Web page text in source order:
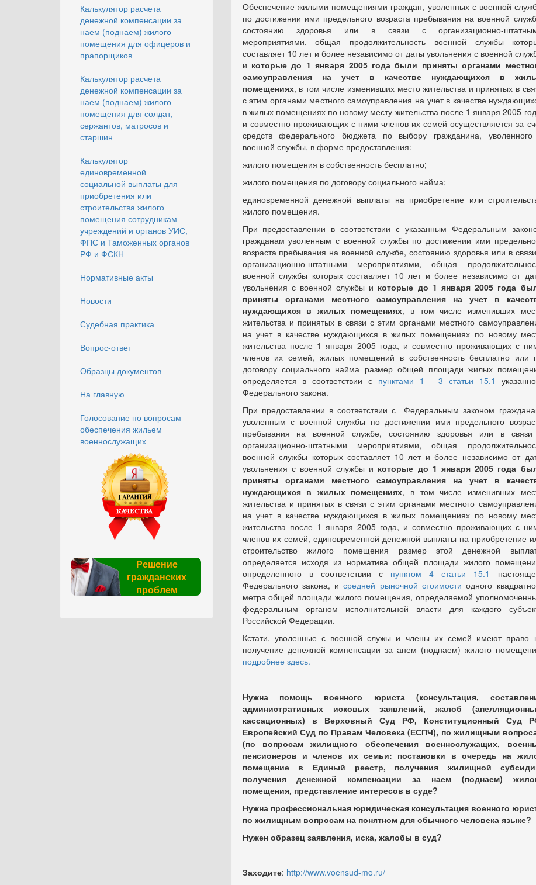
Калькулятор расчета
денежной компенсации за
наем (поднаем) жилого
помещения для офицеров и
прапорщиков
Калькулятор расчета
денежной компенсации за
наем (поднаем) жилого
помещения для солдат,
сержантов, матросов и
старшин
Калькулятор
единовременной
социальной выплаты для
приобретения или
строительства жилого
помещения сотрудникам
учреждений и органов УИС,
ФПС и Таможенных органов
РФ и ФСКН
Нормативные акты
Новости
Судебная практика
Вопрос-ответ
Образцы документов
На главную
Голосование по вопросам
обеспечения жильем
военнослужащих
Решение
гражданских
проблем
Обеспечение жилыми помещениями граждан, уволенных с военной
по достижении ими предельного возраста пребывания на военной
состоянию здоровья или в связи с организационно-
мероприятиями, общая продолжительность военной службы
составляет 10 лет и более независимо от даты увольнения с военной
и которые до 1 января 2005 года были приняты органами
самоуправления на учет в качестве нуждающихся в
помещениях, в том числе изменивших место жительства и принятых в
с этим органами местного самоуправления на учет в качестве
в жилых помещениях по новому месту жительства после 1 января 2005
и совместно проживающих с ними членов их семей осуществляется за
средств федерального бюджета по выбору гражданина,
военной службы, в форме предоставления:
жилого помещения в собственность бесплатно;
жилого помещения по договору социального найма;
единовременной денежной выплаты на приобретение или
жилого помещения.
При предоставлении в соответствии с указанным Федеральным
гражданам уволенным с военной службы по достижении ими
возраста пребывания на военной службе, состоянию здоровья или в
организационно-штатными мероприятиями, общая
военной службы которых составляет 10 лет и более независимо от
увольнения с военной службы и которые до 1 января 2005 года
приняты органами местного самоуправления на учет в
нуждающихся в жилых помещениях, в том числе изменивших
жительства и принятых в связи с этим органами местного
на учет в качестве нуждающихся в жилых помещениях по новому
жительства после 1 января 2005 года, и совместно проживающих с
членов их семей, жилых помещений в собственность бесплатно или
договору социального найма размер общей площади жилых
определяется в соответствии с пунктами 1 - 3 статьи 15.1
Федерального закона.
При предоставлении в соответствии с Федеральным законом
уволенным с военной службы по достижении ими предельного
пребывания на военной службе, состоянию здоровья или в
организационно-штатными мероприятиями, общая
военной службы которых составляет 10 лет и более независимо от
увольнения с военной службы и которые до 1 января 2005 года
приняты органами местного самоуправления на учет в
нуждающихся в жилых помещениях, в том числе изменивших
жительства и принятых в связи с этим органами местного
на учет в качестве нуждающихся в жилых помещениях по новому
жительства после 1 января 2005 года, и совместно проживающих с
членов их семей, единовременной денежной выплаты на приобретение
строительство жилого помещения размер этой денежной
определяется исходя из норматива общей площади жилого
определенного в соответствии с пунктом 4 статьи 15.1
Федерального закона, исредней рыночной стоимости одного
метра общей площади жилого помещения, определяемой
федеральным органом исполнительной власти для каждого
Российской Федерации.
Кстати, уволенные с военной служы и члены их семей имеют право
получение денежной компенсации за анем (поднаем) жилого
подробнее здесь.
Нужна помощь военного юриста (консультация,
административных исковых заявлений, жалоб
кассационных) в Верховный Суд РФ, Конституционный Суд
Европейский Суд по Правам Человека (ЕСПЧ), по жилищным
(по вопросам жилищного обеспечения военнослужащих,
пенсионеров и членов их семьи: постановки в очередь на
помещение в Единый реестр, получения жилищной
получения денежной компенсации за наем (поднаем)
помещения, представление интересов в суде?
Нужна профессиональная юридическая консультация военного
по жилищным вопросам на понятном для обычного человека языке?
Нужен образец заявления, иска, жалобы в суд?
Заходите: http://www.voensud-mo.ru/